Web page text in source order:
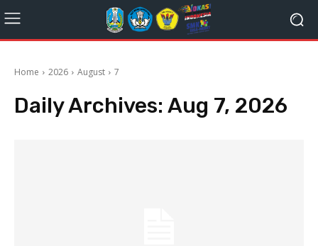
Home 2026 August 7
Daily Archives: Aug 7, 2026